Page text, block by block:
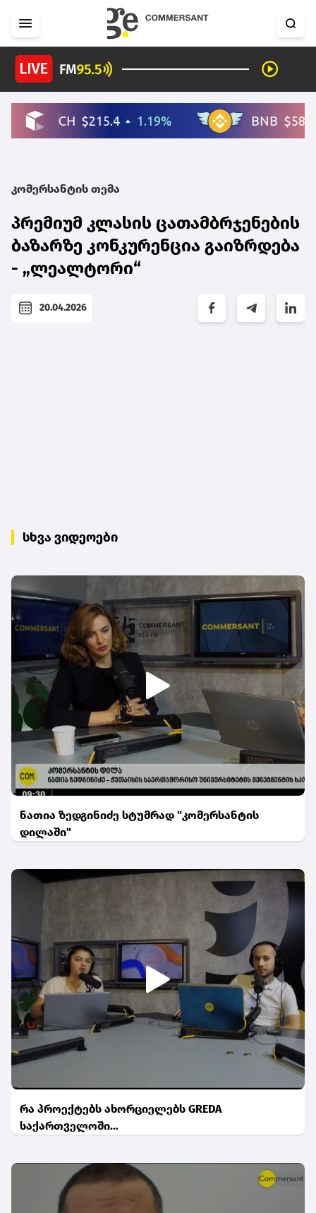
კომერსანტის თემა
პრემიუმ კლასის ცათამბრჯენების
ბაზარზე კონკურენცია გაიზრდება
- „ლეალტორი“
20.04.2026
სხვა ვიდეოები
ნათია ზედგინიძე სტუმრად "კომერსანტის
დილაში"
რა პროექტებს ახორციელებს GREDA
საქართველოში…